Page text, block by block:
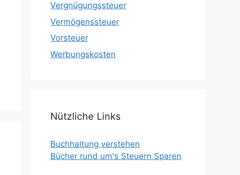
Vergnügungssteuer
Vermögenssteuer
Vorsteuer
Werbungskosten
Nützliche Links
Buchhaltung verstehen
Bücher rund um's Steuern Sparen